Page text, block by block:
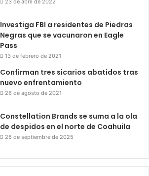
23 de abril de 2022
Investiga FBI a residentes de Piedras
Negras que se vacunaron en Eagle
Pass
13 de febrero de 2021
Confirman tres sicarios abatidos tras
nuevo enfrentamiento
26 de agosto de 2021
Constellation Brands se suma a la ola
de despidos en el norte de Coahuila
26 de septiembre de 2025